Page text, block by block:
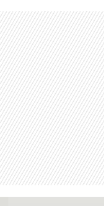
Skip to main content